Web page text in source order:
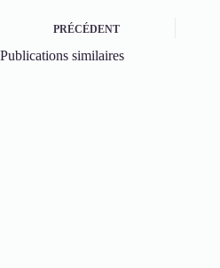
PRÉCÉDENT
Publications similaires